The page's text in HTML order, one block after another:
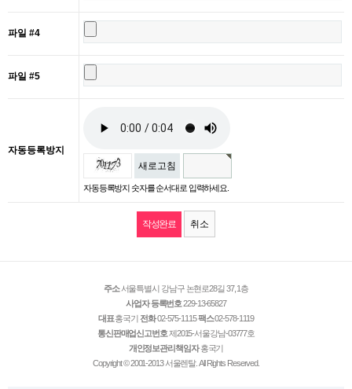
파일 #4
파일 #5
자동등록방지
새로고침
자동등록방지 숫자를 순서대로 입력하세요.
취소
주소서울특별시 강남구 논현로28길 37, 1층
사업자 등록번호229-13-65827
대표홍국기 전화02-575-1115팩스02-578-1119
통신판매업신고번호제2015-서울강남-03777호
개인정보관리책임자홍국기
Copyright © 2001-2013 서울렌탈. All Rights Reserved.